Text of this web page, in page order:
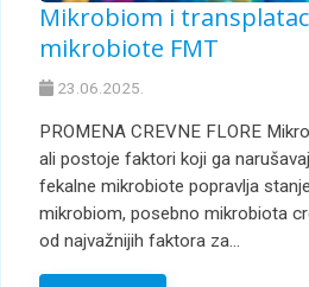
Mikrobiom i
mikrobiote FMT
23.06.2025.
PROMENA CREVNE FLORE
ali postoje faktori koji ga
fekalne mikrobiote popravlja
mikrobiom, posebno mikrobiota
od najvažnijih faktora za…